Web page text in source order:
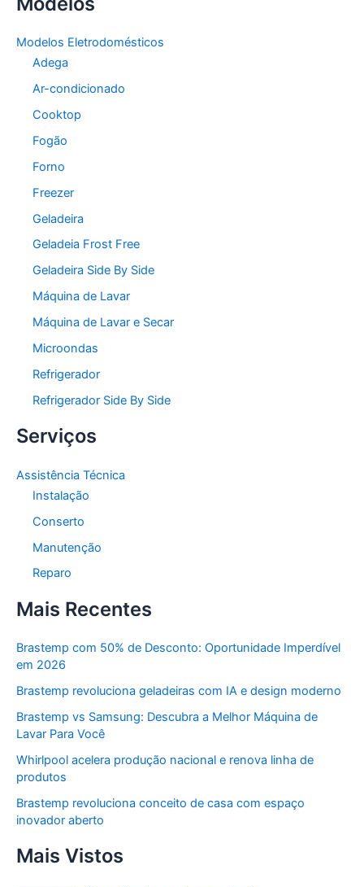
Modelos Eletrodomésticos
Adega
Ar-condicionado
Cooktop
Fogão
Forno
Freezer
Geladeira
Geladeia Frost Free
Geladeira Side By Side
Máquina de Lavar
Máquina de Lavar e Secar
Microondas
Refrigerador
Refrigerador Side By Side
Serviços
Assistência Técnica
Instalação
Conserto
Manutenção
Reparo
Mais Recentes
Brastemp com 50% de Desconto: Oportunidade Imperdível
em 2026
Brastemp revoluciona geladeiras com IA e design moderno
Brastemp vs Samsung: Descubra a Melhor Máquina de
Lavar Para Você
Whirlpool acelera produção nacional e renova linha de
produtos
Brastemp revoluciona conceito de casa com espaço
inovador aberto
Mais Vistos